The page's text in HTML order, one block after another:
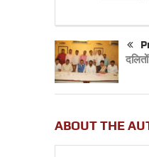
ABOUT THE